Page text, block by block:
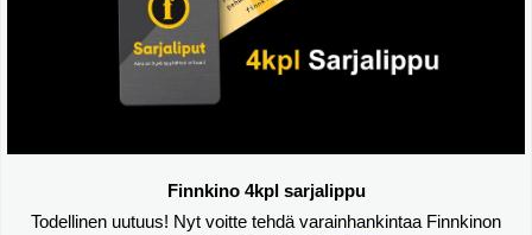
Finnkino 4kpl sarjalippu
Todellinen uutuus! Nyt voitte tehdä varainhankintaa Finnkinon